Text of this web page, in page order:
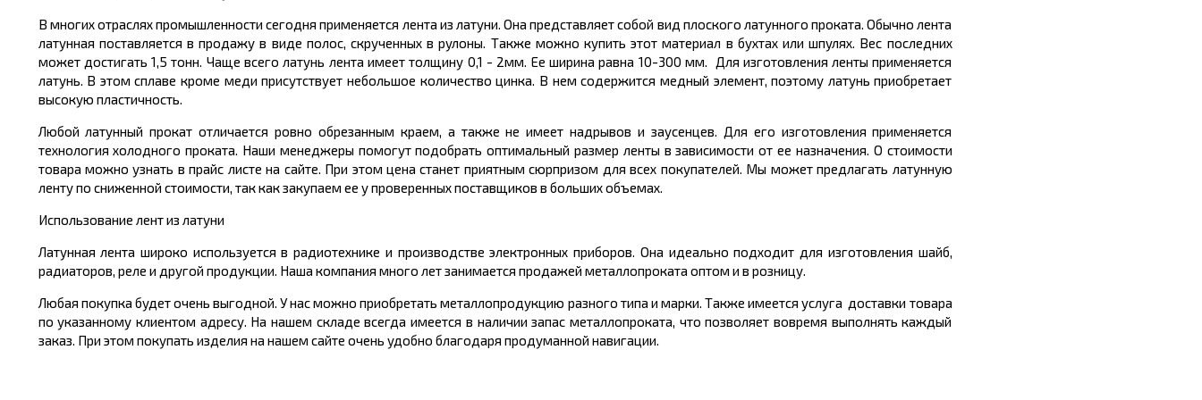
В многих отраслях промышленности сегодня применяется лента из латуни. Она представляет собой вид плоского латунного проката. Обычно лента
латунная поставляется в продажу в виде полос, скрученных в рулоны. Также можно купить этот материал в бухтах или шпулях. Вес последних
может достигать 1,5 тонн. Чаще всего латунь лента имеет толщину 0,1 - 2мм. Ее ширина равна 10-300 мм. Для изготовления ленты применяется
латунь. В этом сплаве кроме меди присутствует небольшое количество цинка. В нем содержится медный элемент, поэтому латунь приобретает
высокую пластичность.
Любой латунный прокат отличается ровно обрезанным краем, а также не имеет надрывов и заусенцев. Для его изготовления применяется
технология холодного проката. Наши менеджеры помогут подобрать оптимальный размер ленты в зависимости от ее назначения. О стоимости
товара можно узнать в прайс листе на сайте. При этом цена станет приятным сюрпризом для всех покупателей. Мы может предлагать латунную
ленту по сниженной стоимости, так как закупаем ее у проверенных поставщиков в больших объемах.
Использование лент из латуни
Латунная лента широко используется в радиотехнике и производстве электронных приборов. Она идеально подходит для изготовления шайб,
радиаторов, реле и другой продукции. Наша компания много лет занимается продажей металлопроката оптом и в розницу.
Любая покупка будет очень выгодной. У нас можно приобретать металлопродукцию разного типа и марки. Также имеется услуга доставки товара
по указанному клиентом адресу. На нашем складе всегда имеется в наличии запас металлопроката, что позволяет вовремя выполнять каждый
заказ. При этом покупать изделия на нашем сайте очень удобно благодаря продуманной навигации.